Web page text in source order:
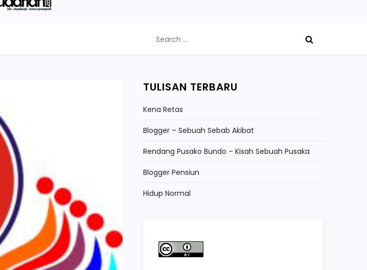
for:
TULISAN TERBARU
Kena Retas
Blogger – Sebuah Sebab Akibat
Rendang Pusako Bundo – Kisah Sebuah Pusaka
Blogger Pensiun
Hidup Normal